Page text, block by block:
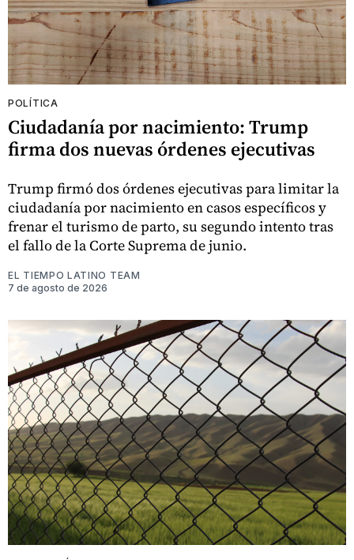
POLÍTICA
Ciudadanía por nacimiento: Trump
firma dos nuevas órdenes ejecutivas
Trump firmó dos órdenes ejecutivas para limitar la
ciudadanía por nacimiento en casos específicos y
frenar el turismo de parto, su segundo intento tras
el fallo de la Corte Suprema de junio.
EL TIEMPO LATINO TEAM
7 de agosto de 2026